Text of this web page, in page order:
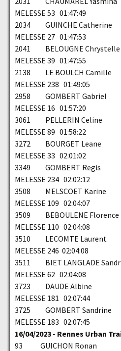
MELESSE 53 01:47:49
2034 GUINCHE
MELESSE 27 01:47:53
2041 BELOUGNE
MELESSE 39 01:47:55
2138 LE BOULCH
MELESSE 238 01:49:05
2958 GOMBERT
MELESSE 16 01:57:20
3061 PELLERIN
MELESSE 89 01:58:22
3272 BOURGET
MELESSE 33 02:01:02
3349 GOMBERT
MELESSE 234 02:02:12
3508 MELSCOET
MELESSE 109 02:04:07
3509 BEBOULENE
MELESSE 110 02:04:08
3510 LECOMTE
MELESSE 246 02:04:08
3511 BIET LANGLADE
MELESSE 62 02:04:08
3723 DAUDE Albine
MELESSE 181 02:07:44
3725 GOMBERT
MELESSE 183 02:07:45
16/04/2023 - Rennes Urban
93 GUICHON Ronan